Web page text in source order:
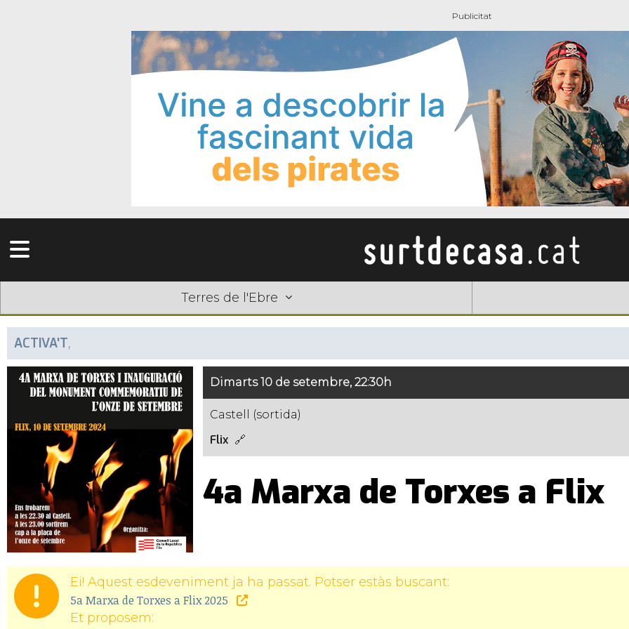
Terres de l'Ebre
ACTIVA'T,
Dimarts 10 de setembre, 22:30h
Castell (sortida)
Flix
4a Marxa de Torxes a Flix
Ei! Aquest esdeveniment ja ha passat. Potser estàs buscant:
5a Marxa de Torxes a Flix 2025
Et proposem: